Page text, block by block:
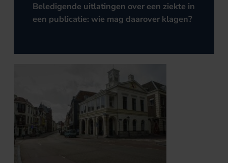
Beledigende uitlatingen over een ziekte in
een publicatie: wie mag daarover klagen?